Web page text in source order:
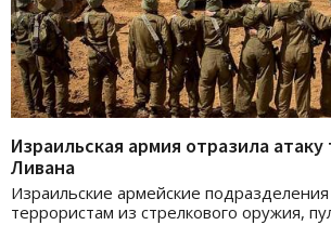
Израильская армия отразила
Ливана
Израильские армейские
террористам из стрелкового оружия,